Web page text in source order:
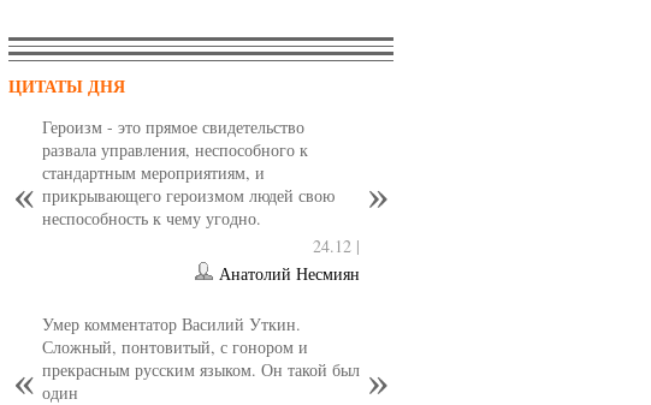
ЦИТАТЫ ДНЯ
Героизм - это прямое свидетельство
развала управления, неспособного к
стандартным мероприятиям, и
прикрывающего героизмом людей свою
неспособность к чему угодно.
24.12 |
Анатолий Несмиян
Умер комментатор Василий Уткин.
Сложный, понтовитый, с гонором и
прекрасным русским языком. Он такой был
один